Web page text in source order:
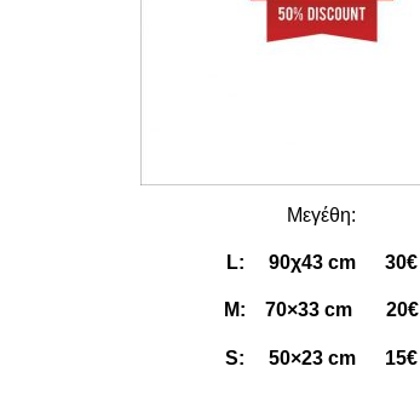
Μεγέθη:
L: 90χ43 cm 30€
M: 70×33 cm 20€
S: 50×23 cm 15€